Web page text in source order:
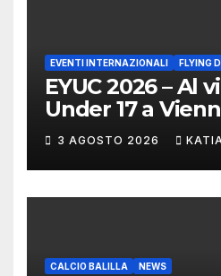
EVENTI INTERNAZIONALI FLYING
EYUC 2026 – Al
Under 17 a
3 AGOSTO 2026
CALCIO BALILLA NEWS